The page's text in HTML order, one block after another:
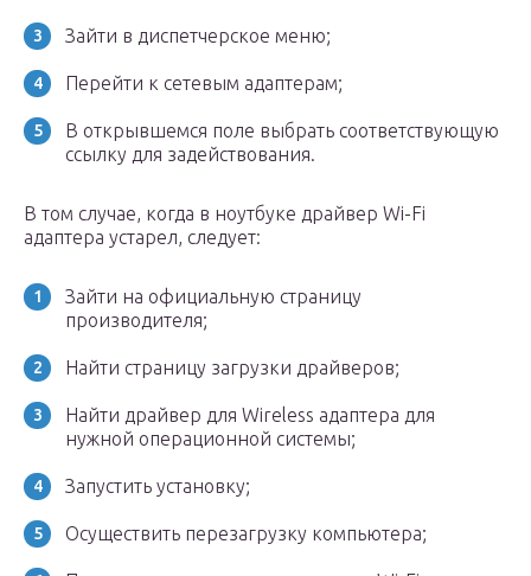
Зайти в диспетчерское меню;
Перейти к сетевым адаптерам;
В открывшемся поле выбрать соответствующую
ссылку для задействования.
В том случае, когда в ноутбуке драйвер Wi-Fi
адаптера устарел, следует:
Зайти на официальную страницу
производителя;
Найти страницу загрузки драйверов;
Найти драйвер для Wireless адаптера для
нужной операционной системы;
Запустить установку;
Осуществить перезагрузку компьютера;